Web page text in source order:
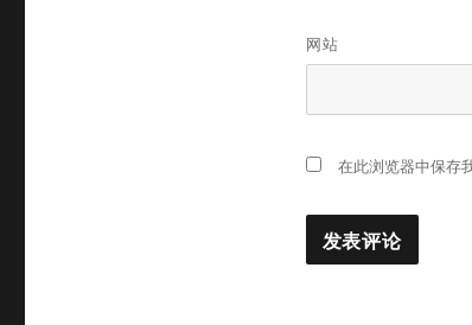
网站
在此浏览器中保存